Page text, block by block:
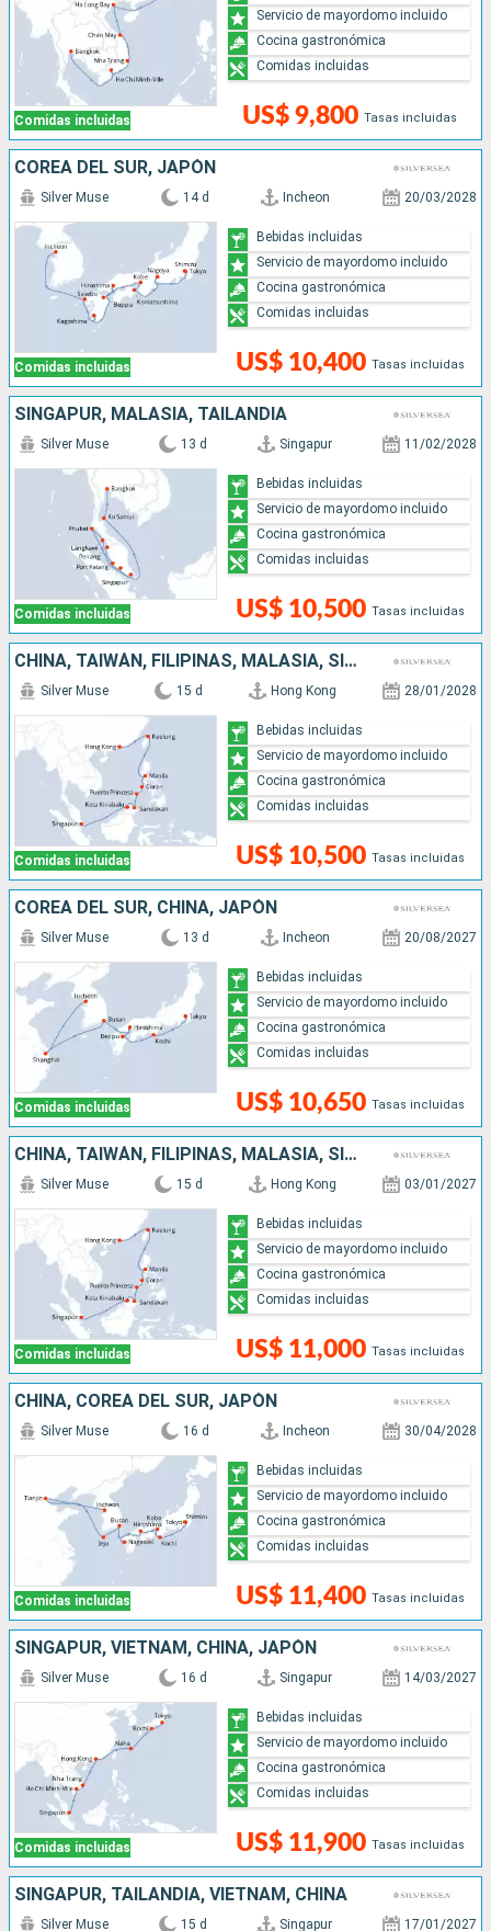
Comidas incluidas US$ 9,800 Tasas incluidas
Servicio de mayordomo incluido
Cocina gastronómica
Comidas incluidas
COREA DEL SUR, JAPÓN
Comidas incluidas
Silver Muse 14 d Incheon 20/03/2028
US$ 10,400 Tasas incluidas
Bebidas incluidas
Servicio de mayordomo incluido
Cocina gastronómica
Comidas incluidas
SINGAPUR, MALASIA, TAILANDIA
Comidas incluidas
Silver Muse 13 d Singapur 11/02/2028
US$ 10,500 Tasas incluidas
Bebidas incluidas
Servicio de mayordomo incluido
Cocina gastronómica
Comidas incluidas
CHINA, TAIWÁN, FILIPINAS, MALASIA, SINGAPUR
Comidas incluidas
Silver Muse 15 d Hong Kong 28/01/2028
US$ 10,500 Tasas incluidas
Bebidas incluidas
Servicio de mayordomo incluido
Cocina gastronómica
Comidas incluidas
COREA DEL SUR, CHINA, JAPÓN
Comidas incluidas
Silver Muse 13 d Incheon 20/08/2027
US$ 10,650 Tasas incluidas
Bebidas incluidas
Servicio de mayordomo incluido
Cocina gastronómica
Comidas incluidas
CHINA, TAIWÁN, FILIPINAS, MALASIA, SINGAPUR
Comidas incluidas
Silver Muse 15 d Hong Kong 03/01/2027
US$ 11,000 Tasas incluidas
Bebidas incluidas
Servicio de mayordomo incluido
Cocina gastronómica
Comidas incluidas
CHINA, COREA DEL SUR, JAPÓN
Comidas incluidas
Silver Muse 16 d Incheon 30/04/2028
US$ 11,400 Tasas incluidas
Bebidas incluidas
Servicio de mayordomo incluido
Cocina gastronómica
Comidas incluidas
SINGAPUR, VIETNAM, CHINA, JAPÓN
Comidas incluidas
Silver Muse 16 d Singapur 14/03/2027
US$ 11,900 Tasas incluidas
Bebidas incluidas
Servicio de mayordomo incluido
Cocina gastronómica
Comidas incluidas
SINGAPUR, TAILANDIA, VIETNAM, CHINA
Silver Muse 15 d Singapur 17/01/2027